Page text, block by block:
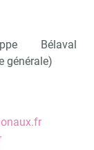
Bélaval
générale)